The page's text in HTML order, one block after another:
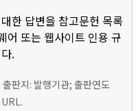
한 답변을 참고문헌 목록
어 또는 웹사이트 인용 규
.
판지: 발행기관; 출판연도